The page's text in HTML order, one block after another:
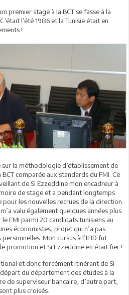
premier stage à la BCT se fasse à la
l’été 1986 et la Tunisie était en
!
la méthodologie d’établissement de
comparée aux standards du FMI. Ce
de Si Ezzeddine mon encadreur à
de stage et a pendant longtemps
les nouvelles recrues de la direction
valu également quelques années plus
FMI parmi 20 candidats tunisiens au
économistes, projet qui n’a pas
Mon cursus à l’IFID fut
promotion et Si Ezzeddine en était fier !
et donc forcément itinérant de Si
du département des études à la
de superviseur bancaire, d’autre part,
plus croisés.